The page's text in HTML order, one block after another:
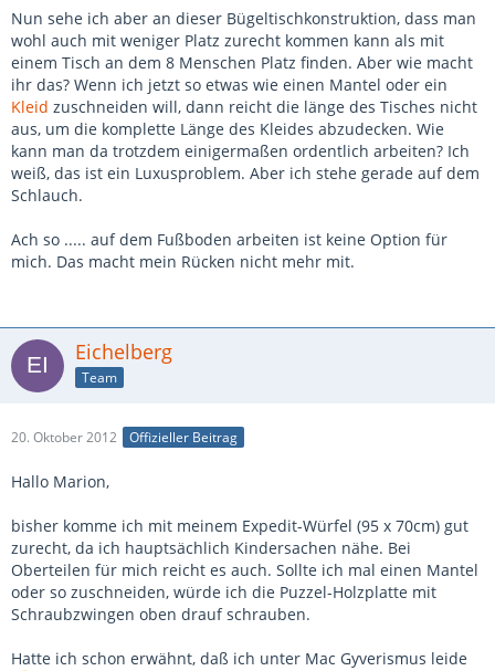
Nun sehe ich aber an dieser Bügeltischkonstruktion, dass man
wohl auch mit weniger Platz zurecht kommen kann als mit
einem Tisch an dem 8 Menschen Platz finden. Aber wie macht
ihr das? Wenn ich jetzt so etwas wie einen Mantel oder ein
Kleid zuschneiden will, dann reicht die länge des Tisches nicht
aus, um die komplette Länge des Kleides abzudecken. Wie
kann man da trotzdem einigermaßen ordentlich arbeiten? Ich
weiß, das ist ein Luxusproblem. Aber ich stehe gerade auf dem
Schlauch.
Ach so ..... auf dem Fußboden arbeiten ist keine Option für
mich. Das macht mein Rücken nicht mehr mit.
Eichelberg
Team
20. Oktober 2012 Offizieller Beitrag
Hallo Marion,
bisher komme ich mit meinem Expedit-Würfel (95 x 70cm) gut
zurecht, da ich hauptsächlich Kindersachen nähe. Bei
Oberteilen für mich reicht es auch. Sollte ich mal einen Mantel
oder so zuschneiden, würde ich die Puzzel-Holzplatte mit
Schraubzwingen oben drauf schrauben.
Hatte ich schon erwähnt, daß ich unter Mac Gyverismus leide